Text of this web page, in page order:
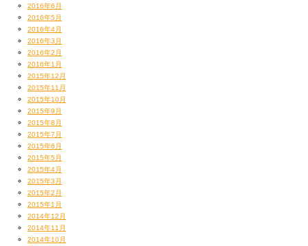
2016年6月
2016年5月
2016年4月
2016年3月
2016年2月
2016年1月
2015年12月
2015年11月
2015年10月
2015年9月
2015年8月
2015年7月
2015年6月
2015年5月
2015年4月
2015年3月
2015年2月
2015年1月
2014年12月
2014年11月
2014年10月